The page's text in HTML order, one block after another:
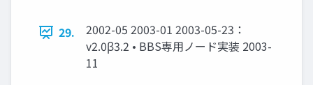
29.
2002-05 2003-01 2003-05-23：
v2.0β3.2 • BBS専用ノード実装 2003-
11